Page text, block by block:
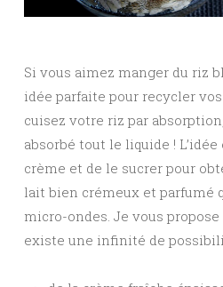
Si vous aimez manger du riz
idée parfaite pour recycler
cuisez votre riz par absorption,
absorbé tout le liquide !
crème et de le sucrer pour
lait bien crémeux et parfumé
micro-ondes. Je vous
existe une infinité de